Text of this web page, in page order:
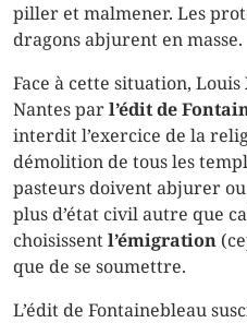
piller et malmener. Les
dragons abjurent en masse.
Face à cette situation,
Nantes parl’édit de
interdit l’exercice de la
démolition de tous les
pasteurs doivent abjurer ou
plus d’état civil autre que
choisissentl’émigration
que de se soumettre.
L’édit de Fontainebleau